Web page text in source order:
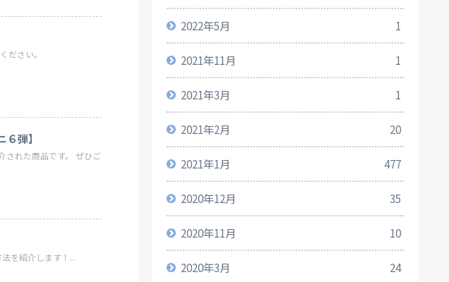
ださい。
弾】
された商品です。 ぜひご
を紹介します！...
2022年5月 1
2021年11月 1
2021年3月 1
2021年2月 20
2021年1月 477
2020年12月 35
2020年11月 10
2020年3月 24